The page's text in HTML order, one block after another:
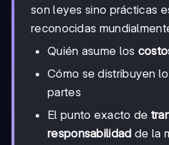
son leyes sino prácticas
reconocidas
Quién asume los
Cómo se distribuyen
partes
El punto exacto de
responsabilidad de la